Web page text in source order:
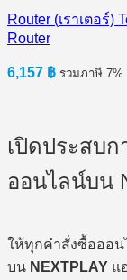
Router (เราเตอร์)
Router
6,157 ฿ รวมภาษี 7%
เปิดประสบ
ออนไลน์บน
ให้ทุกคำสั่งซื้อออน
บน NEXTPLAY แ